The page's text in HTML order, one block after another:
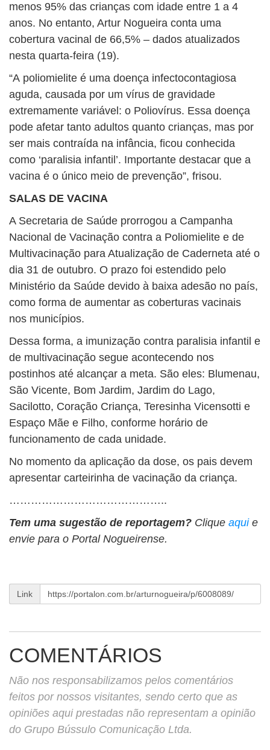
menos 95% das crianças com idade entre 1 a 4
anos. No entanto, Artur Nogueira conta uma
cobertura vacinal de 66,5% – dados atualizados
nesta quarta-feira (19).
“A poliomielite é uma doença infectocontagiosa
aguda, causada por um vírus de gravidade
extremamente variável: o Poliovírus. Essa doença
pode afetar tanto adultos quanto crianças, mas por
ser mais contraída na infância, ficou conhecida
como ‘paralisia infantil’. Importante destacar que a
vacina é o único meio de prevenção”, frisou.
SALAS DE VACINA
A Secretaria de Saúde prorrogou a Campanha
Nacional de Vacinação contra a Poliomielite e de
Multivacinação para Atualização de Caderneta até o
dia 31 de outubro. O prazo foi estendido pelo
Ministério da Saúde devido à baixa adesão no país,
como forma de aumentar as coberturas vacinais
nos municípios.
Dessa forma, a imunização contra paralisia infantil e
de multivacinação segue acontecendo nos
postinhos até alcançar a meta. São eles: Blumenau,
São Vicente, Bom Jardim, Jardim do Lago,
Sacilotto, Coração Criança, Teresinha Vicensotti e
Espaço Mãe e Filho, conforme horário de
funcionamento de cada unidade.
No momento da aplicação da dose, os pais devem
apresentar carteirinha de vacinação da criança.
……………………………………..
Tem uma sugestão de reportagem? Clique aqui e
envie para o Portal Nogueirense.
Link
COMENTÁRIOS
Não nos responsabilizamos pelos comentários
feitos por nossos visitantes, sendo certo que as
opiniões aqui prestadas não representam a opinião
do Grupo Bússulo Comunicação Ltda.